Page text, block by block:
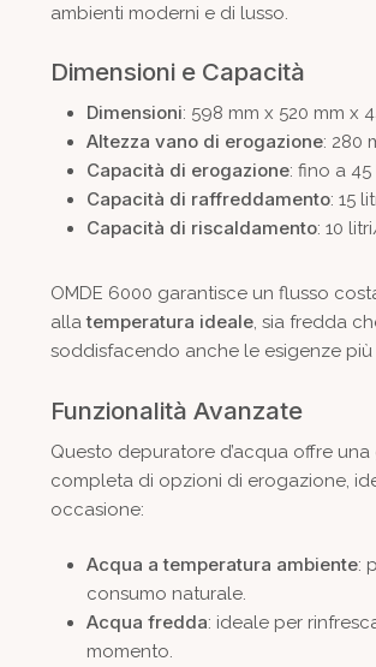
ambienti moderni e di lusso.
Dimensioni e Capacità
Dimensioni: 598 mm x 520 mm x
Altezza vano di erogazione: 280
Capacità di erogazione: fino a
Capacità di raffreddamento: 15
Capacità di riscaldamento: 10
OMDE 6000 garantisce un flusso
allatemperatura ideale, sia fredda
soddisfacendo anche le esigenze più
Funzionalità Avanzate
Questo depuratore d’acqua offre una
completa di opzioni di erogazione,
occasione:
Acqua a temperatura ambiente:
consumo naturale.
Acqua fredda: ideale per
momento.